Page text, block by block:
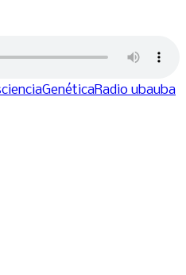
cienciaGenéticaRadio ubauba